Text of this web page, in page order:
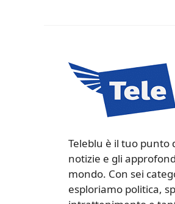
Teleblu è il tuo
notizie e gli
mondo. Con sei
esploriamo politica,